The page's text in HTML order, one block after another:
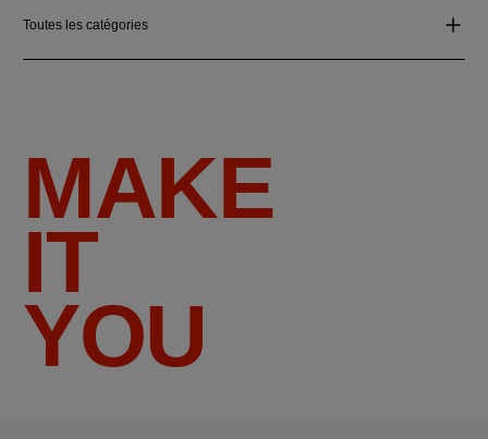
Toutes les catégories
MAKE
IT
YOU